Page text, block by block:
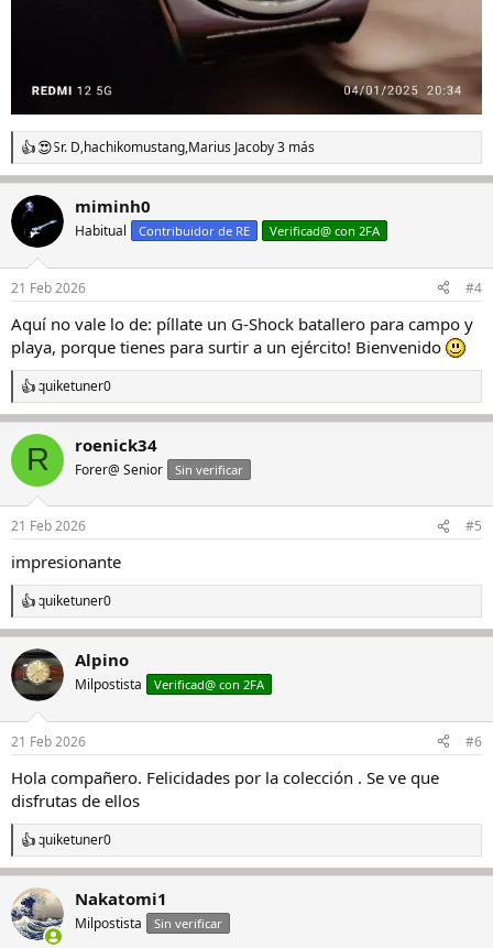
R
e
c
c
i
e
:
Sr. D,hachikomustang,Marius Jacoby 3 más
miminh0
Habitual Contribuidor de RE Verificad@ con 2FA
21 Feb 2026 #4
Aquí no vale lo de: píllate un G-Shock batallero para campo y
playa, porque tienes para surtir a un ejército! Bienvenido
R
e
a
c
i
e
quiketuner0
R roenick34
Forer@ Senior Sin verificar
21 Feb 2026 #5
impresionante
R
e
c
c
i
e
:
quiketuner0
Alpino
Milpostista Verificad@ con 2FA
21 Feb 2026 #6
Hola compañero. Felicidades por la colección . Se ve que
disfrutas de ellos
R
e
a
c
c
i
quiketuner0
Nakatomi1
Milpostista Sin verificar